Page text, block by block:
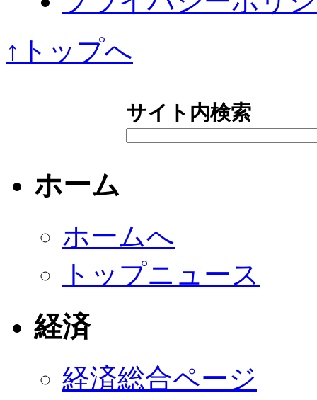
↑トップへ
サイト内検索
ホーム
ホームへ
トップニュース
経済
経済総合ページ